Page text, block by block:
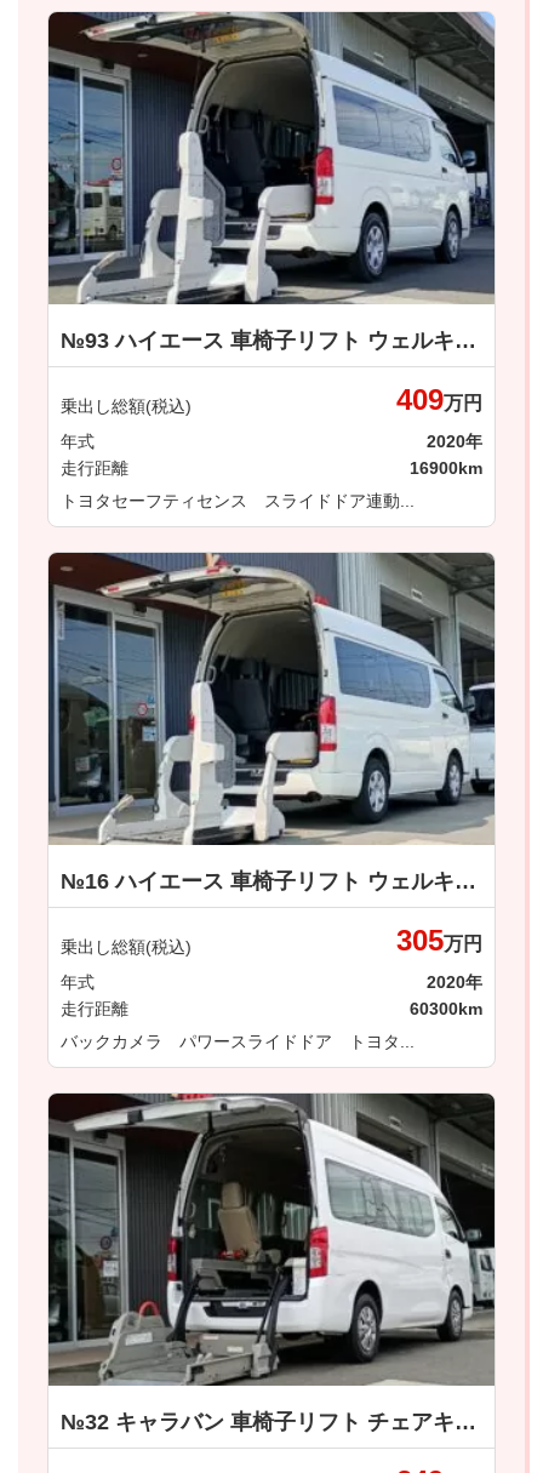
№93 ハイエース 車椅子リフト ウェルキャブ 車いす仕様車Ｂタイプ トヨタ
乗出し総額(税込) 409万円
年式
2020年
走行距離
16900km
トヨタセーフティセンス スライドドア連動...
№16 ハイエース 車椅子リフト ウェルキャブ 車いす仕様車 Ｂタイプ トヨタ
乗出し総額(税込) 305万円
年式
2020年
走行距離
60300km
バックカメラ パワースライドドア トヨタ...
№32 キャラバン 車椅子リフト チェアキャブ車いす１＋１名仕様 日産